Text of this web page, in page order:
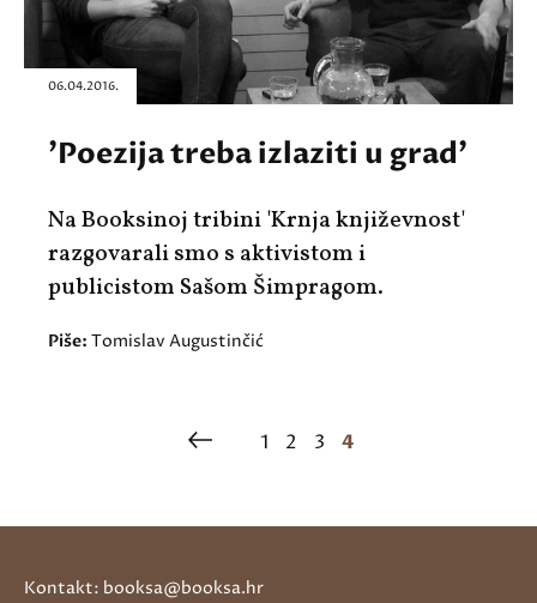
06.04.2016.
'Poezija treba izlaziti u grad'
Na Booksinoj tribini 'Krnja književnost'
razgovarali smo s aktivistom i
publicistom Sašom Šimpragom.
Piše: Tomislav Augustinčić
1 2 3 4
Kontakt: booksa@booksa.hr